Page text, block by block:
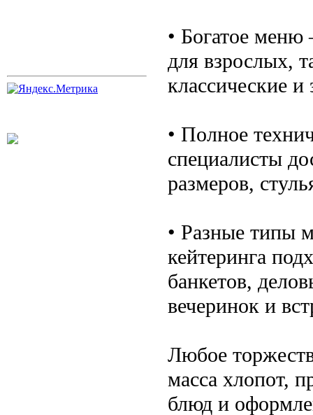
• Богатое меню
для взрослых,
классические и
• Полное
специалисты
размеров,
• Разные типы
кейтеринга
банкетов,
вечеринок и
Любое
масса хлопот,
блюд и